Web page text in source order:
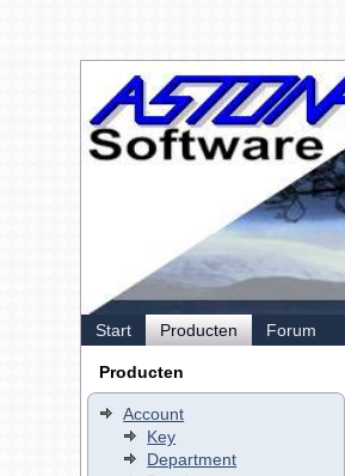
Start Producten Forum
Producten
Account
Key
Department